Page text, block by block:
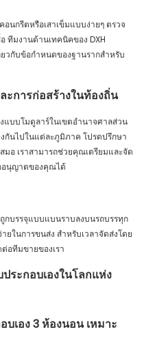
นกรีตหรือเสาเข็มแบบง่ายๆ ตรวจ
ทีมงานด้านเทคนิคของ DXH
วกับข้อกำหนดของฐานรากสำหรับ
ะการก่อสร้างในท้องถิ่น
แบบโมดูลาร์ในเขตอำนาจศาลส่วน
นไปในแต่ละภูมิภาค โปรดปรึกษา
อ เราสามารถช่วยคุณเตรียมและจัด
อนุญาตของคุณได้
กบรรจุแบบแบนราบลงบนรถบรรทุก
ในการขนส่ง สำหรับเวลาจัดส่งโดย
อทีมขายของเรา
ระกอบเองในโลกแห่ง
บเอง 3 ห้องนอน เหมาะ